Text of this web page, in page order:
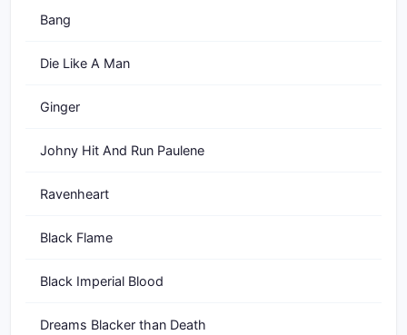
Bang
Die Like A Man
Ginger
Johny Hit And Run Paulene
Ravenheart
Black Flame
Black Imperial Blood
Dreams Blacker than Death